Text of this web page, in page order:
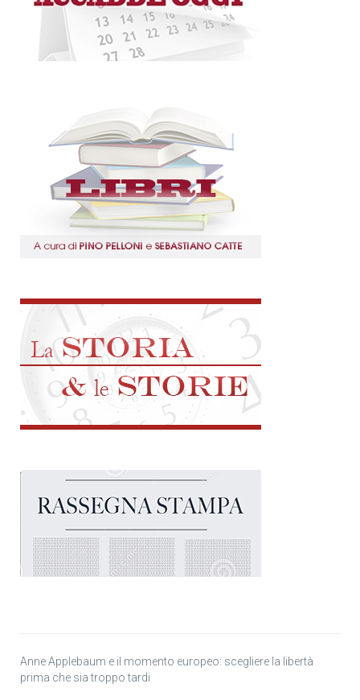
Anne Applebaum e il momento europeo: scegliere la libertà
prima che sia troppo tardi